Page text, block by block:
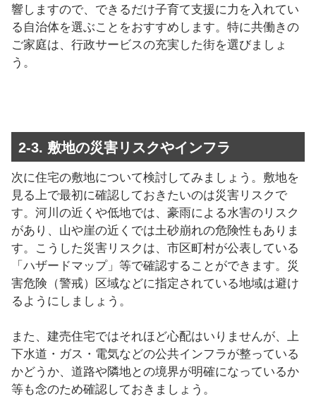
響しますので、できるだけ子育て支援に力を入れてい
る自治体を選ぶことをおすすめします。特に共働きの
ご家庭は、行政サービスの充実した街を選びましょ
う。
2-3. 敷地の災害リスクやインフラ
次に住宅の敷地について検討してみましょう。敷地を
見る上で最初に確認しておきたいのは災害リスクで
す。河川の近くや低地では、豪雨による水害のリスク
があり、山や崖の近くでは土砂崩れの危険性もありま
す。こうした災害リスクは、市区町村が公表している
「ハザードマップ」等で確認することができます。災
害危険（警戒）区域などに指定されている地域は避け
るようにしましょう。
また、建売住宅ではそれほど心配はいりませんが、上
下水道・ガス・電気などの公共インフラが整っている
かどうか、道路や隣地との境界が明確になっているか
等も念のため確認しておきましょう。